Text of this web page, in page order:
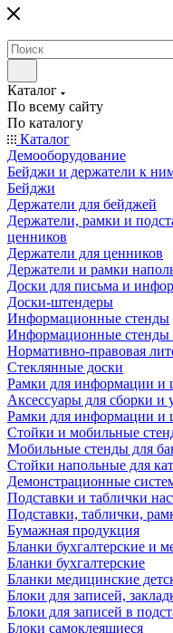
Каталог
По всему сайту
По каталогу
Каталог
Демооборудование
Бейджи и держатели к
Бейджи
Держатели для бейджей
Держатели, рамки и
ценников
Держатели для ценников
Держатели и рамки
Доски для письма и
Доски-штендеры
Информационные стенды
Информационные стенды
Нормативно-правовая
Стеклянные доски
Рамки для информации и
Аксессуары для сборки и
Рамки для информации и
Стойки и мобильные
Мобильные стенды для
Стойки напольные для
Демонстрационные
Подставки и таблички
Подставки, таблички,
Бумажная продукция
Бланки бухгалтерские и
Бланки бухгалтерские
Бланки медицинские
Блоки для записей,
Блоки для записей в
Блоки самоклеящиеся